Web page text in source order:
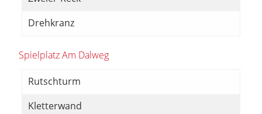
Drehkranz
Spielplatz Am Dalweg
Rutschturm
Kletterwand